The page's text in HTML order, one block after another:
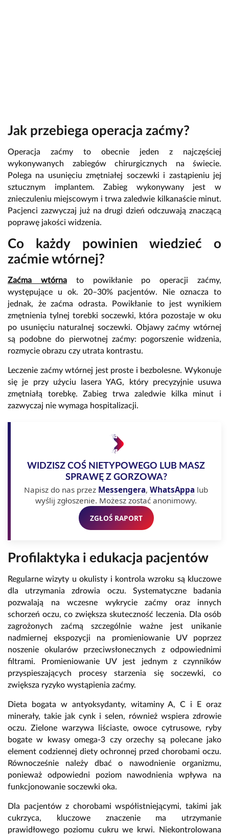
Jak przebiega operacja zaćmy?
Operacja zaćmy to obecnie jeden z najczęściej
wykonywanych zabiegów chirurgicznych na świecie.
Polega na usunięciu zmętniałej soczewki i zastąpieniu jej
sztucznym implantem. Zabieg wykonywany jest w
znieczuleniu miejscowym i trwa zaledwie kilkanaście minut.
Pacjenci zazwyczaj już na drugi dzień odczuwają znaczącą
poprawę jakości widzenia.
Co każdy powinien wiedzieć o
zaćmie wtórnej?
Zaćma wtórnato powikłanie po operacji zaćmy,
występujące u ok. 20–30% pacjentów. Nie oznacza to
jednak, że zaćma odrasta. Powikłanie to jest wynikiem
zmętnienia tylnej torebki soczewki, która pozostaje w oku
po usunięciu naturalnej soczewki. Objawy zaćmy wtórnej
są podobne do pierwotnej zaćmy: pogorszenie widzenia,
rozmycie obrazu czy utrata kontrastu.
Leczenie zaćmy wtórnej jest proste i bezbolesne. Wykonuje
się je przy użyciu lasera YAG, który precyzyjnie usuwa
zmętniałą torebkę. Zabieg trwa zaledwie kilka minut i
zazwyczaj nie wymaga hospitalizacji.
WIDZISZ COŚ NIETYPOWEGO LUB MASZ
SPRAWĘ Z GORZOWA?
Napisz do nas przez Messengera, WhatsAppa lub
wyślij zgłoszenie. Możesz zostać anonimowy.
ZGŁOŚ RAPORT
Profilaktyka i edukacja pacjentów
Regularne wizyty u okulisty i kontrola wzroku są kluczowe
dla utrzymania zdrowia oczu. Systematyczne badania
pozwalają na wczesne wykrycie zaćmy oraz innych
schorzeń oczu, co zwiększa skuteczność leczenia. Dla osób
zagrożonych zaćmą szczególnie ważne jest unikanie
nadmiernej ekspozycji na promieniowanie UV poprzez
noszenie okularów przeciwsłonecznych z odpowiednimi
filtrami. Promieniowanie UV jest jednym z czynników
przyspieszających procesy starzenia się soczewki, co
zwiększa ryzyko wystąpienia zaćmy.
Dieta bogata w antyoksydanty, witaminy A, C i E oraz
minerały, takie jak cynk i selen, również wspiera zdrowie
oczu. Zielone warzywa liściaste, owoce cytrusowe, ryby
bogate w kwasy omega-3 czy orzechy są polecane jako
element codziennej diety ochronnej przed chorobami oczu.
Równocześnie należy dbać o nawodnienie organizmu,
ponieważ odpowiedni poziom nawodnienia wpływa na
funkcjonowanie soczewki oka.
Dla pacjentów z chorobami współistniejącymi, takimi jak
cukrzyca, kluczowe znaczenie ma utrzymanie
prawidłowego poziomu cukru we krwi. Niekontrolowana